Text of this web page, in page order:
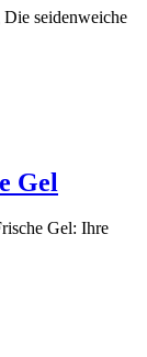
seidenweiche
Gel
Gel: Ihre